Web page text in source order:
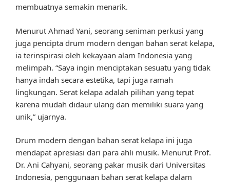
membuatnya semakin menarik.
Menurut Ahmad Yani, seorang seniman perkusi yang
juga pencipta drum modern dengan bahan serat kelapa,
ia terinspirasi oleh kekayaan alam Indonesia yang
melimpah. “Saya ingin menciptakan sesuatu yang tidak
hanya indah secara estetika, tapi juga ramah
lingkungan. Serat kelapa adalah pilihan yang tepat
karena mudah didaur ulang dan memiliki suara yang
unik,” ujarnya.
Drum modern dengan bahan serat kelapa ini juga
mendapat apresiasi dari para ahli musik. Menurut Prof.
Dr. Ani Cahyani, seorang pakar musik dari Universitas
Indonesia, penggunaan bahan serat kelapa dalam